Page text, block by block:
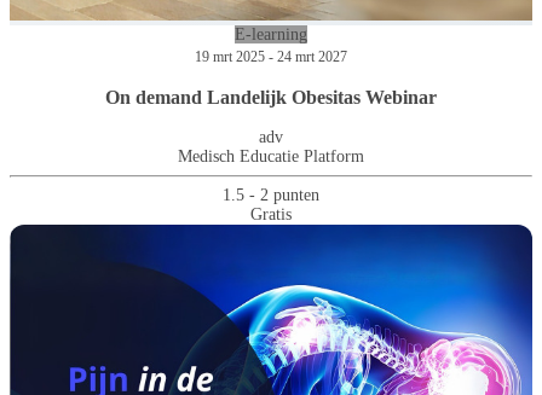
E-learning
19 mrt 2025 - 24 mrt 2027
On demand Landelijk Obesitas Webinar
adv
Medisch Educatie Platform
1.5 - 2 punten
Gratis